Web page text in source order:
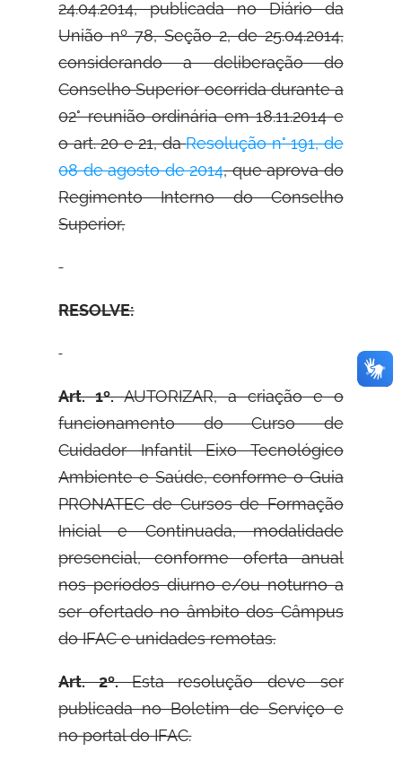
24.04.2014, publicada no Diário da
União nº 78, Seção 2, de 25.04.2014,
considerando a deliberação do
Conselho Superior ocorrida durante a
02° reunião ordinária em 18.11.2014 e
o art. 20 e 21, daResolução n° 191, de
08 de agosto de 2014, que aprova do
Regimento Interno do Conselho
Superior,
RESOLVE:
Art. 1º.AUTORIZAR, a criação e o
funcionamento do Curso de
Cuidador Infantil Eixo Tecnológico
Ambiente e Saúde, conforme o Guia
PRONATEC de Cursos de Formação
Inicial e Continuada, modalidade
presencial, conforme oferta anual
nos períodos diurno e/ou noturno a
ser ofertado no âmbito dos Câmpus
do IFAC e unidades remotas.
Art. 2º.Esta resolução deve ser
publicada no Boletim de Serviço e
no portal do IFAC.